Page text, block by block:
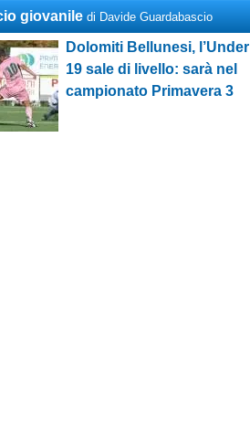
giovanile di Davide Guardabascio
Dolomiti Bellunesi, l’Under
19 sale di livello: sarà nel
campionato Primavera 3